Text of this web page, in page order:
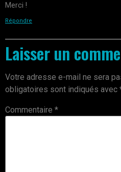
Merci !
Répondre
Laisser un
Votre adresse e-mail ne sera
obligatoires sont indiqués avec
Commentaire *